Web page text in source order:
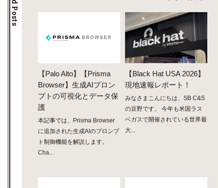
【Palo Alto】【Prisma
Browser】生成AIプロン
プトの可視化とデータ保
護
本記事では、Prisma Browser
に追加された生成AIのプロンプ
ト制御機能を解説します。
Cha...
【Black Hat USA 2026】
現地速報レポート！
みなさまこんにちは、SB C&S
の豆野です。 今年も米国ラス
ベガスで開催されている世界最
大...